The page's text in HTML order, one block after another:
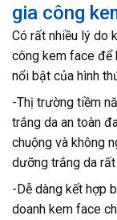
gia công
Có rất nhiều lý do
công kem face để
nổi bật của hình
-Thị trường tiềm
trắng da an toàn
chuộng và không
dưỡng trắng da
-Dễ dàng kết hợp
doanh kem face